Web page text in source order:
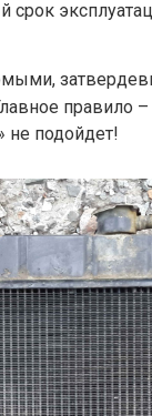
правило
не подойдет!